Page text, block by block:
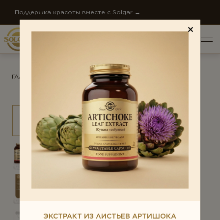
Поддержка красоты вместе с Solgar →
ПО НАПРАВЛЕНИЯМ
Антистресс
Внимание и память
Диета и детокс
Женское здоровье
КОНТАКТЫ
ГЛАВНАЯ КРАСОТА
ОБЩИЙ РЕЙТИНГ *
ОТЗЫВ *
ЭКСТРАКТ ИЗ ЛИСТЬЕВ АРТИШОКА